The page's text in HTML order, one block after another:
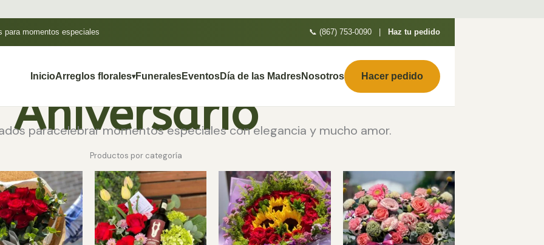
para momentos especiales 📞 (867) 753-0090 Haz tu pedido
InicioArreglos florales FuneralesEventosDía de las MadresNosotros Hacer pedido
Aniversario
paracelebrar momentos especiales con elegancia y mucho amor.
Productos por categoría